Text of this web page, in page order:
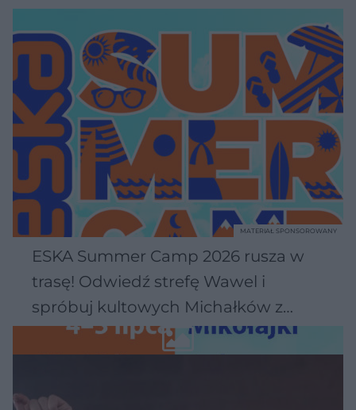
ESKA Summer Camp 2026 rusza w
trasę! Odwiedź strefę Wawel i
spróbuj kultowych Michałków z
Wawelu
MATERIAŁ SPONSOROWANY